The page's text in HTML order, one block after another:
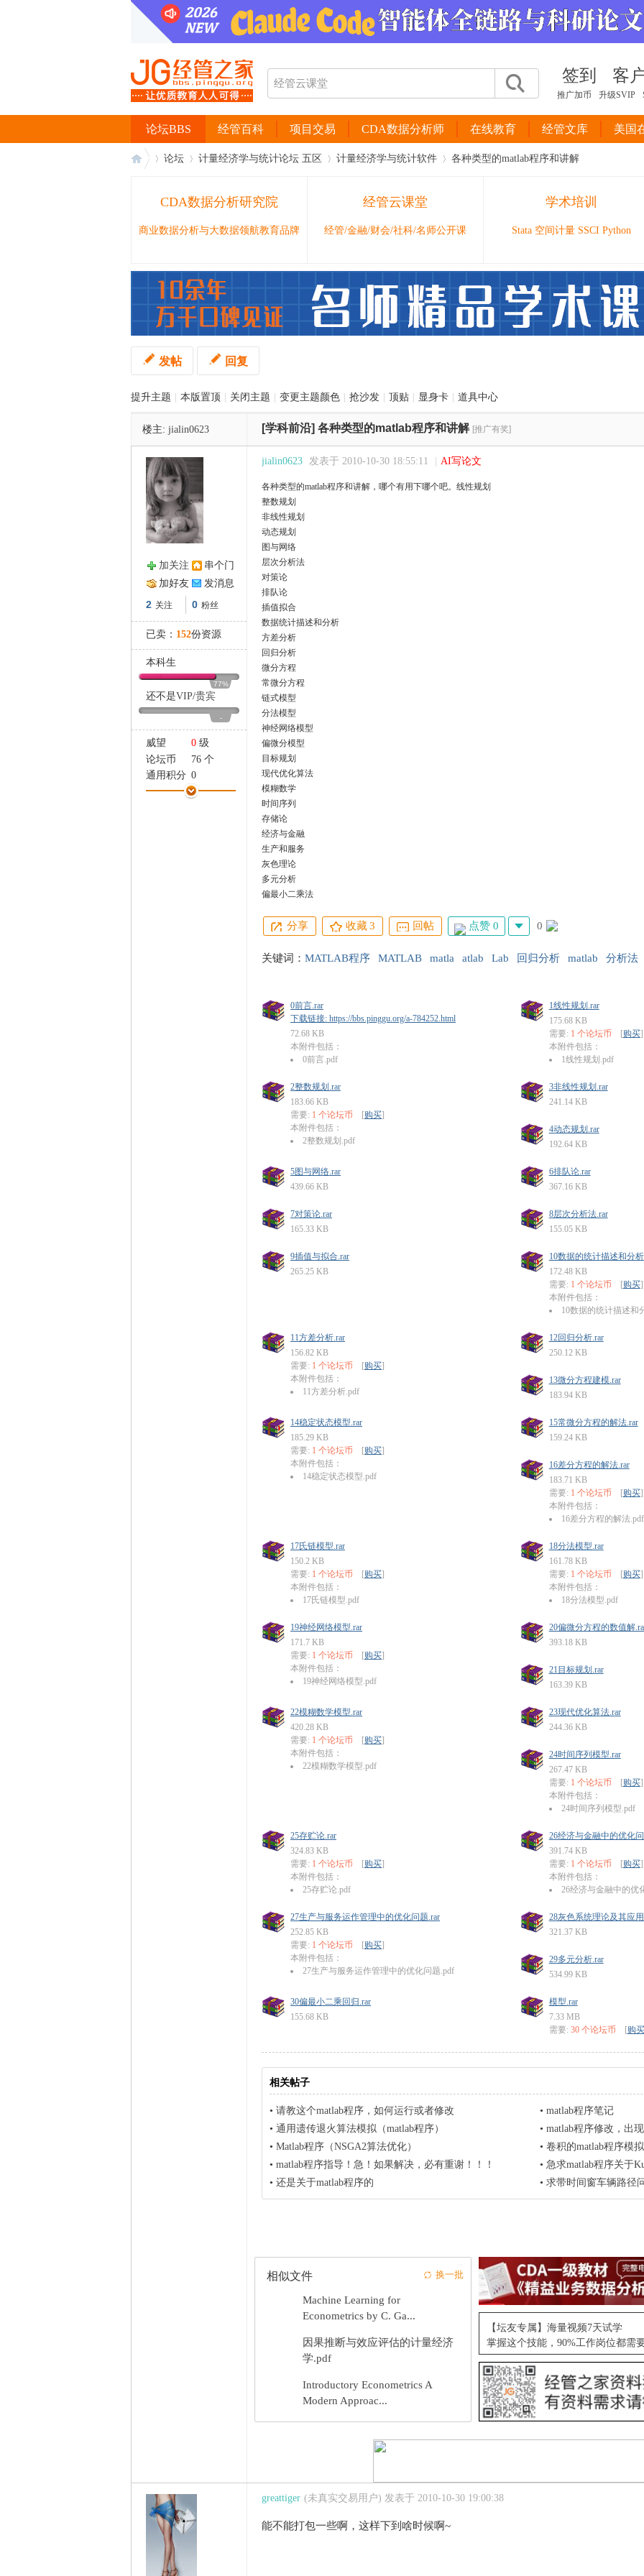
签到 客
推广加币 升级SVIP
经管百科 项目交易 CDA数据分析师 在线教育 经管文库 美国
论坛BBS
家
论坛 计量经济学与统计论坛 五区 计量经济学与统计软件 各种类型的matlab程序和讲解
CDA数据分析研究院
商业数据分析与大数据领航教育品牌
经管云课堂
经管/金融/财会/社科/名师公开课
学术培训
Stata 空间计量 SSCI Python
发帖 回复
提升主题 本版置顶 关闭主题 变更主题颜色 抢沙发 顶贴 显身卡 道具中心
楼主: jialin0623 [学科前沿] 各种类型的matlab程序和讲解 [推广有奖]
加关注
串个门
加好友
发消息
2 关注 0 粉丝
已卖： 152份资源
本科生
77%
还不是VIP/贵宾
-
威望 0 级
论坛币
76 个
通用积分 0
学术水平
0 点
jialin0623 发表于 2010-10-30 18:55:11 AI写论文
各种类型的matlab程序和讲解，哪个有用下哪个吧。 线性规划
整数规划
非线性规划
动态规划
图与网络
层次分析法
对策论
排队论
插值拟合
数据统计描述和分析
方差分析
回归分析
微分方程
常微分方程
链式模型
分法模型
神经网络模型
偏微分模型
目标规划
现代优化算法
模糊数学
时间序列
存储论
经济与金融
生产和服务
灰色理论
多元分析
偏最小二乘法
分享 收藏3 回帖 点赞 0 0
关键词： MATLAB程序 MATLAB matla atlab Lab 回归分析 matlab 分析法
0前言.rar
下载链接: https://bbs.pinggu.org/a-784252.html
72.68 KB
本附件包括：
0前言.pdf
1线性规划.rar
175.68 KB
需要: 1 个论坛币 [购买]
本附件包括：
1线性规划.pdf
2整数规划.rar
183.66 KB
需要: 1 个论坛币 [购买]
本附件包括：
2整数规划.pdf
3非线性规划.rar
241.14 KB
4动态规划.rar
192.64 KB
5图与网络.rar
439.66 KB
6排队论.rar
367.16 KB
7对策论.rar
165.33 KB
8层次分析法.rar
155.05 KB
9插值与拟合.rar
265.25 KB
10数据的统计描述和分
172.48 KB
需要: 1 个论坛币 [购买]
本附件包括：
10数据的统计描述和
11方差分析.rar
156.82 KB
需要: 1 个论坛币 [购买]
本附件包括：
11方差分析.pdf
12回归分析.rar
250.12 KB
13微分方程建模.rar
183.94 KB
14稳定状态模型.rar
185.29 KB
需要: 1 个论坛币 [购买]
本附件包括：
14稳定状态模型.pdf
15常微分方程的解法.rar
159.24 KB
16差分方程的解法.rar
183.71 KB
需要: 1 个论坛币 [购买]
本附件包括：
16差分方程的解法.pdf
17氏链模型.rar
150.2 KB
需要: 1 个论坛币 [购买]
本附件包括：
17氏链模型.pdf
18分法模型.rar
161.78 KB
需要: 1 个论坛币 [购买]
本附件包括：
18分法模型.pdf
19神经网络模型.rar
171.7 KB
需要: 1 个论坛币 [购买]
本附件包括：
19神经网络模型.pdf
20偏微分方程的数值解
393.18 KB
21目标规划.rar
163.39 KB
22模糊数学模型.rar
420.28 KB
需要: 1 个论坛币 [购买]
本附件包括：
22模糊数学模型.pdf
23现代优化算法.rar
244.36 KB
24时间序列模型.rar
267.47 KB
需要: 1 个论坛币 [购买]
本附件包括：
24时间序列模型.pdf
25存贮论.rar
324.83 KB
需要: 1 个论坛币 [购买]
本附件包括：
25存贮论.pdf
26经济与金融中的优化
391.74 KB
需要: 1 个论坛币 [购买]
本附件包括：
26经济与金融中的优
27生产与服务运作管理中的优化问题.rar
252.85 KB
需要: 1 个论坛币 [购买]
本附件包括：
27生产与服务运作管理中的优化问题.pdf
28灰色系统理论及其应
321.37 KB
29多元分析.rar
534.99 KB
30偏最小二乘回归.rar
155.68 KB
模型.rar
7.33 MB
需要: 30 个论坛币 [购买
相关帖子
• 请教这个matlab程序，如何运行或者修改 • matlab程序笔记
• 通用遗传退火算法模拟（matlab程序） • matlab程序修改，出
• Matlab程序（NSGA2算法优化） • 卷积的matlab程序模拟
• matlab程序指导！急！如果解决，必有重谢！！！ • 急求matlab程序关于
• 还是关于matlab程序的 • 求带时间窗车辆路径
相似文件 换一批
Machine Learning for
Econometrics by C. Ga...
因果推断与效应评估的计量经济
学.pdf
Introductory Econometrics A
Modern Approac...
【坛友专属】海量视频7天试学
掌握这个技能，90%工作岗位都需
greattiger (未真实交易用户) 发表于 2010-10-30 19:00:38
能不能打包一些啊，这样下到啥时候啊~